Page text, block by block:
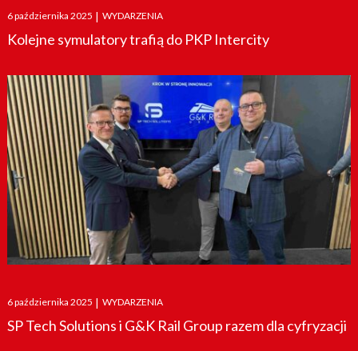
Posted
on
6 października 2025 | WYDARZENIA
Kolejne symulatory trafią do PKP Intercity
Posted
on
6 października 2025 | WYDARZENIA
SP Tech Solutions i G&K Rail Group razem dla cyfryzacji